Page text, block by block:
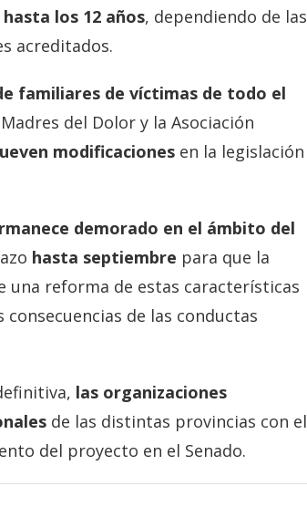
hasta los 12 años, dependiendo de las
acreditados.
familiares de víctimas de todo el
del Dolor y la Asociación
modificaciones en la legislación
demorado en el ámbito del
hasta septiembre para que la
una reforma de estas características
consecuencias de las conductas
las organizaciones
de las distintas provincias con el
del proyecto en el Senado.